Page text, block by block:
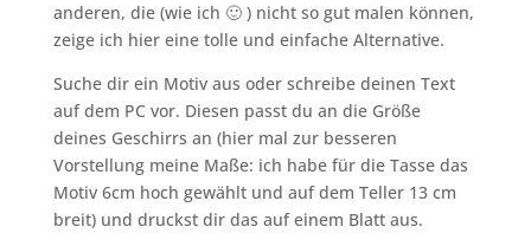
anderen, die (wie ich 🙂 ) nicht so gut malen können,
zeige ich hier eine tolle und einfache Alternative.
Suche dir ein Motiv aus oder schreibe deinen Text
auf dem PC vor. Diesen passt du an die Größe
deines Geschirrs an (hier mal zur besseren
Vorstellung meine Maße: ich habe für die Tasse das
Motiv 6cm hoch gewählt und auf dem Teller 13 cm
breit) und druckst dir das auf einem Blatt aus.